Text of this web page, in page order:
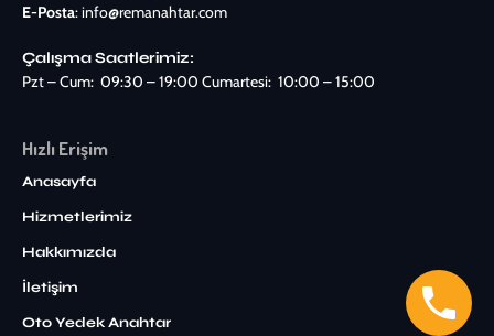
E-Posta:info@remanahtar.com
Çalışma Saatlerimiz:
Pzt – Cum: 09:30 – 19:00 Cumartesi: 10:00 – 15:00
Hızlı Erişim
Anasayfa
Hizmetlerimiz
Hakkımızda
İletişim
Oto Yedek Anahtar